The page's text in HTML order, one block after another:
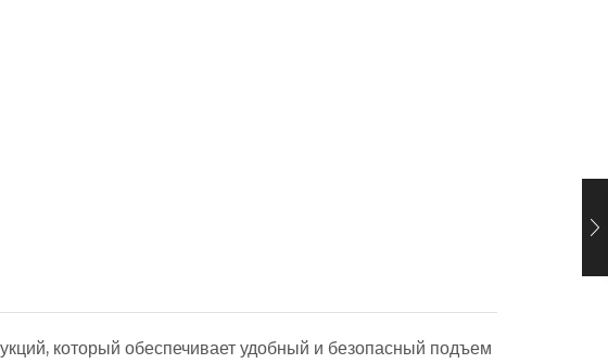
который обеспечивает удобный и безопасный подъем